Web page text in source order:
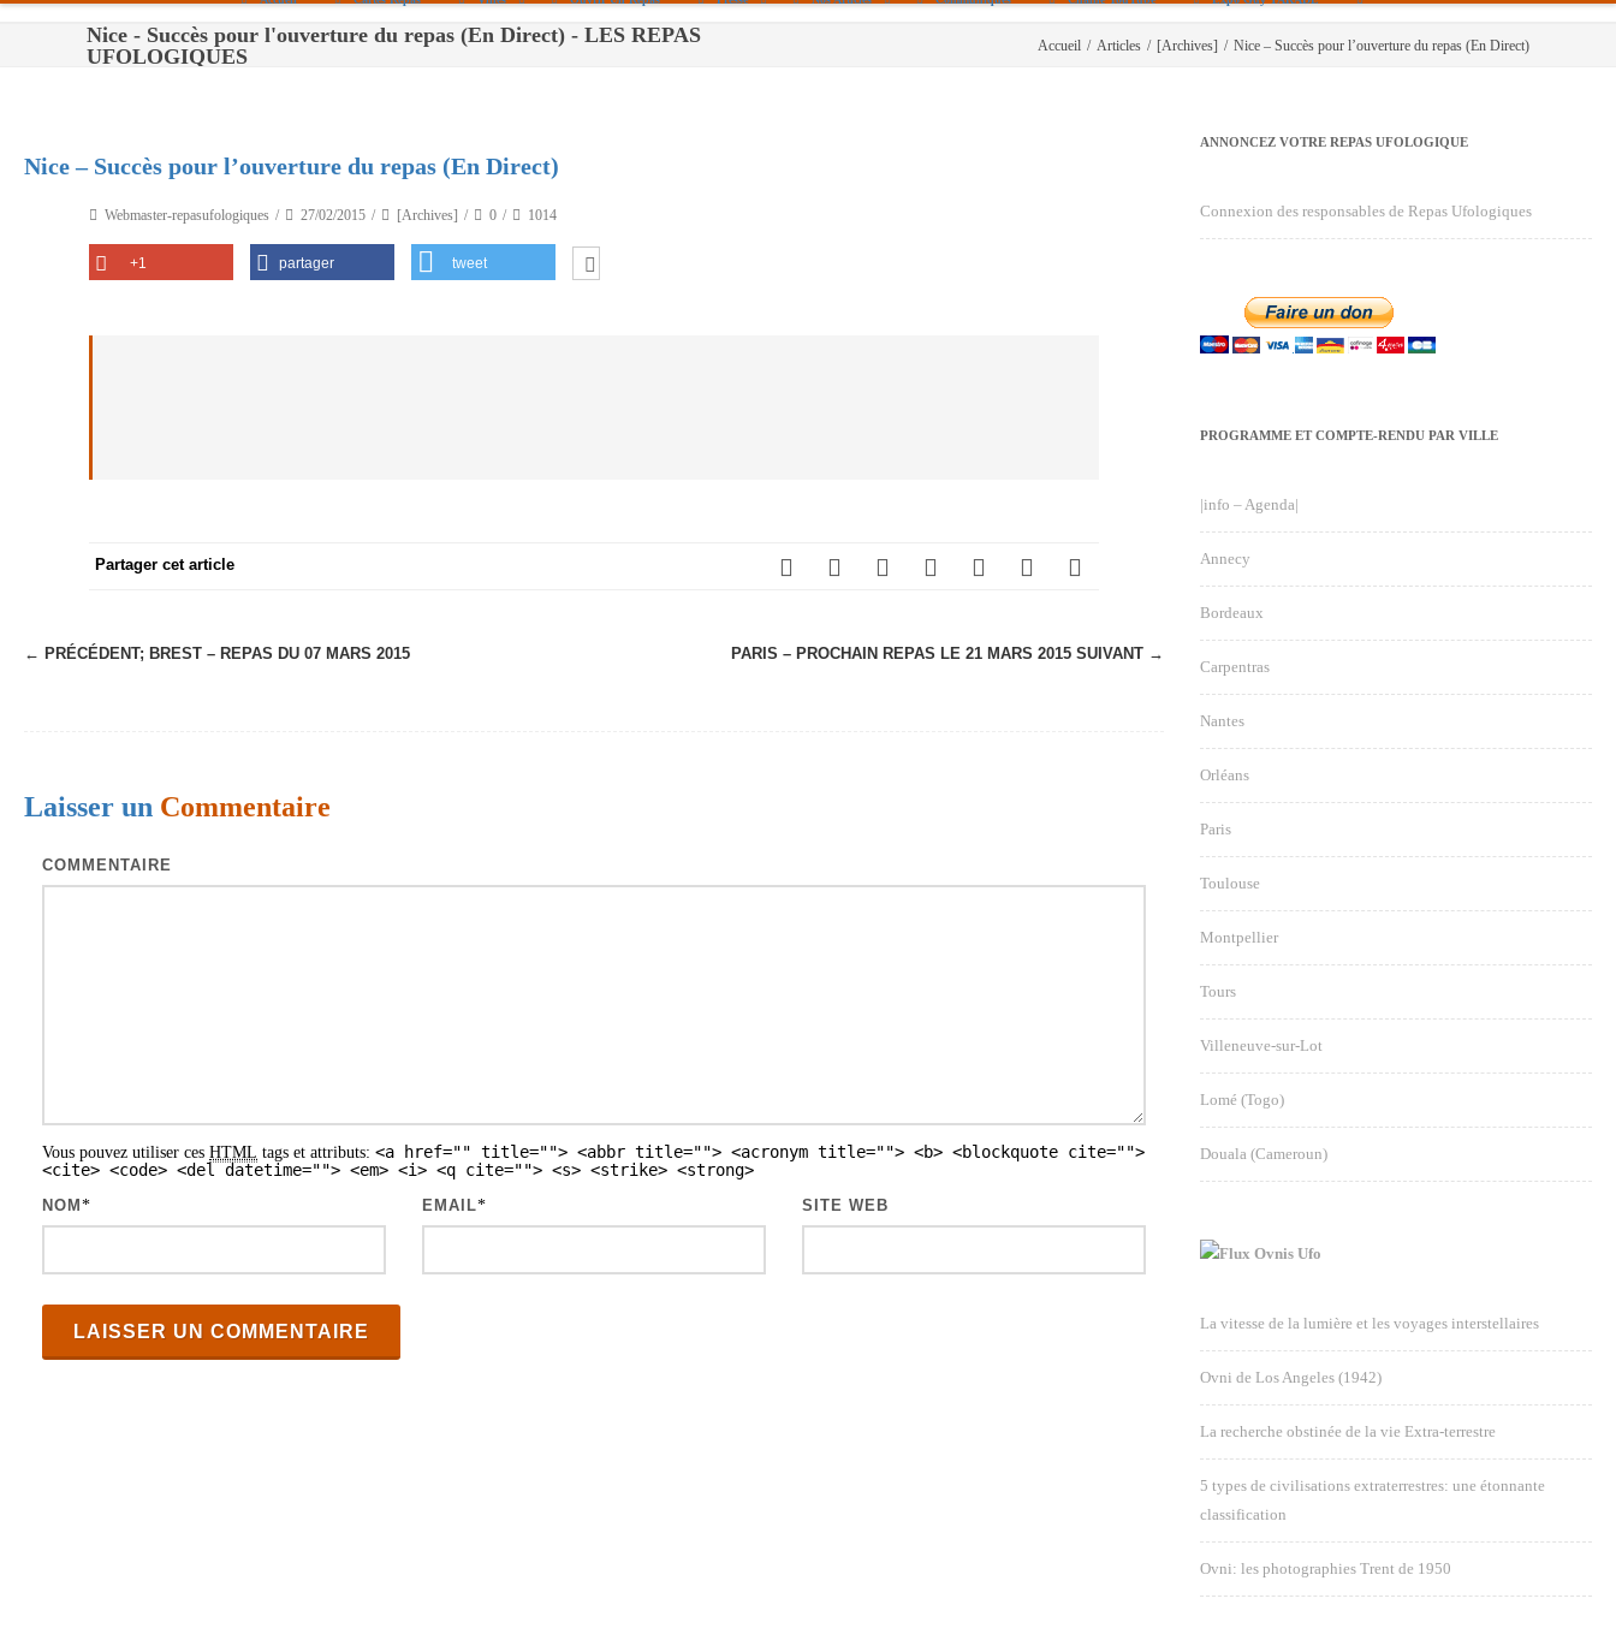
Paris
Tours
Nice - Succès pour l'ouverture du repas (En Direct) - LES REPAS
UFOLOGIQUES
Accueil / Articles / [Archives] / Nice – Succès pour l’ouverture du repas (En Direct)
Nice – Succès pour l’ouverture du repas (En Direct)
Webmaster-repasufologiques 27/02/2015 [Archives] 0 1014
+1 partager tweet
Partager cet article
N
g
← PRÉCÉDENT; BREST – REPAS DU 07 MARS 2015 PARIS – PROCHAIN REPAS LE 21 MARS 2015 SUIVANT →
Laisser un Commentaire
COMMENTAIRE
Vous pouvez utiliser ces HTML tags et attributs: <a href="" title=""> <abbr title=""> <acronym title=""> <b> <blockquote cite="">
<cite> <code> <del datetime=""> <em> <i> <q cite=""> <s> <strike> <strong>
NOM * EMAIL* SITE WEB
ANNONCEZ VOTRE REPAS UFOLOGIQUE
Connexion des responsables de Repas Ufologiques
PROGRAMME ET COMPTE-RENDU PAR VILLE
|info – Agenda|
Annecy
Bordeaux
Carpentras
Nantes
Orléans
Paris
Toulouse
Montpellier
Tours
Villeneuve-sur-Lot
Lomé (Togo)
Douala (Cameroun)
Ovnis Ufo
La vitesse de la lumière et les voyages interstellaires
Ovni de Los Angeles (1942)
La recherche obstinée de la vie Extra-terrestre
5 types de civilisations extraterrestres: une étonnante
classification
Ovni: les photographies Trent de 1950